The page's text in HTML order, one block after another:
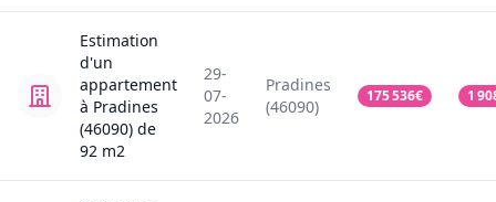
Estimation
d'un
appartement
à Pradines
(46090) de
92 m2
29-
07-
2026
Pradines
(46090)
175 536€ 1